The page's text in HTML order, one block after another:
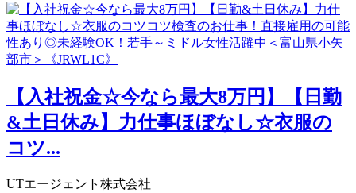
【入社祝金☆今なら最大8万円】【日勤
&土日休み】力仕事ほぼなし☆衣服の
コツ...
UTエージェント株式会社